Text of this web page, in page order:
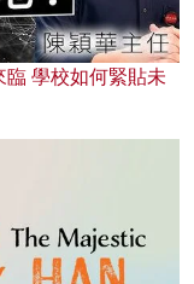
學校如何緊貼未